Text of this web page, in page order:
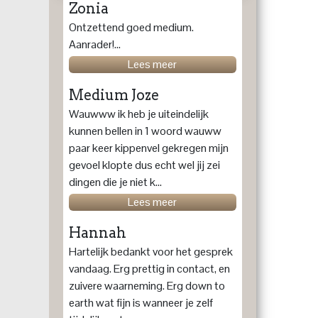
Zonia
Ontzettend goed medium.
Aanrader!...
Lees meer
Medium Joze
Wauwww ik heb je uiteindelijk
kunnen bellen in 1 woord wauww
paar keer kippenvel gekregen mijn
gevoel klopte dus echt wel jij zei
dingen die je niet k...
Lees meer
Hannah
Hartelijk bedankt voor het gesprek
vandaag. Erg prettig in contact, en
zuivere waarneming. Erg down to
earth wat fijn is wanneer je zelf